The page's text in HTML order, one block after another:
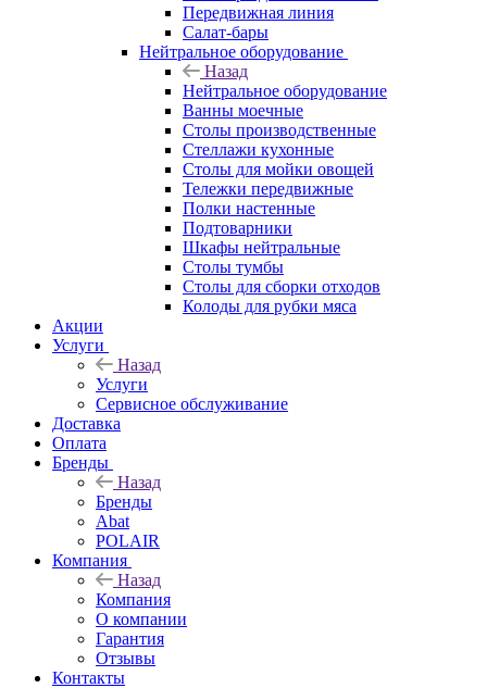
Передвижная линия
Салат-бары
Нейтральное оборудование
Назад
Нейтральное оборудование
Ванны моечные
Столы производственные
Стеллажи кухонные
Столы для мойки овощей
Тележки передвижные
Полки настенные
Подтоварники
Шкафы нейтральные
Столы тумбы
Столы для сборки отходов
Колоды для рубки мяса
Акции
Услуги
Назад
Услуги
Сервисное обслуживание
Доставка
Оплата
Бренды
Назад
Бренды
Abat
POLAIR
Компания
Назад
Компания
О компании
Гарантия
Отзывы
Контакты